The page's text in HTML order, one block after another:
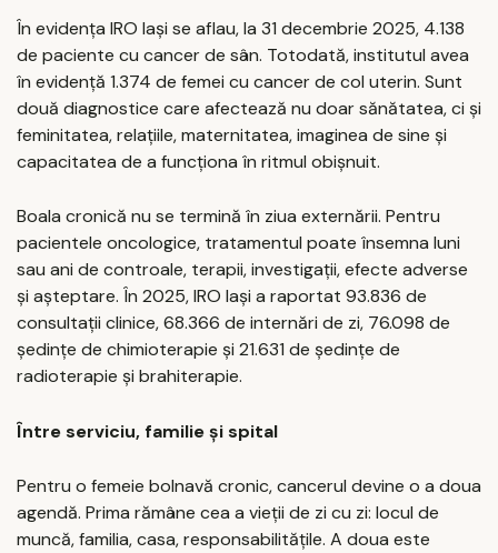
În evidența IRO Iași se aflau, la 31 decembrie 2025, 4.138
de paciente cu cancer de sân. Totodată, institutul avea
în evidență 1.374 de femei cu cancer de col uterin. Sunt
două diagnostice care afectează nu doar sănătatea, ci și
feminitatea, relațiile, maternitatea, imaginea de sine și
capacitatea de a funcționa în ritmul obișnuit.
Boala cronică nu se termină în ziua externării. Pentru
pacientele oncologice, tratamentul poate însemna luni
sau ani de controale, terapii, investigații, efecte adverse
și așteptare. În 2025, IRO Iași a raportat 93.836 de
consultații clinice, 68.366 de internări de zi, 76.098 de
ședințe de chimioterapie și 21.631 de ședințe de
radioterapie și brahiterapie.
Între serviciu, familie și spital
Pentru o femeie bolnavă cronic, cancerul devine o a doua
agendă. Prima rămâne cea a vieții de zi cu zi: locul de
muncă, familia, casa, responsabilitățile. A doua este